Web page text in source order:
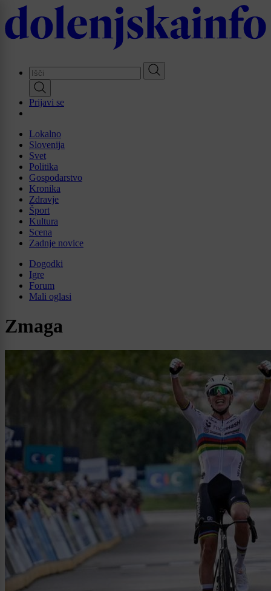
Skip
to
main
Prijavi se
Lokalno
Slovenija
Svet
Politika
Gospodarstvo
Kronika
Zdravje
Šport
Kultura
Scena
Zadnje novice
Dogodki
Igre
Forum
Mali oglasi
Zmaga